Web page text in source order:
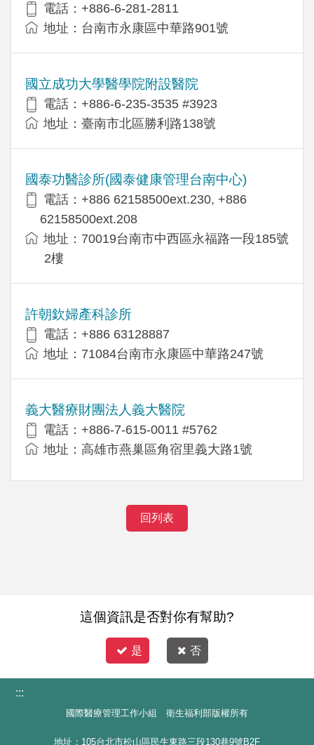
電話：+886-6-281-2811
地址：台南市永康區中華路901號
國立成功大學醫學院附設醫院
電話：+886-6-235-3535 #3923
地址：臺南市北區勝利路138號
國泰功醫診所(國泰健康管理台南中心)
電話：+886 62158500ext.230, +886
62158500ext.208
地址：70019台南市中西區永福路一段185號
2樓
許朝欽婦產科診所
電話：+886 63128887
地址：71084台南市永康區中華路247號
義大醫療財團法人義大醫院
電話：+886-7-615-0011 #5762
地址：高雄市燕巢區角宿里義大路1號
回列表
這個資訊是否對你有幫助?
是 否
:::
國際醫療管理工作小組 衛生福利部版權所有
地址：105台北市松山區民生東路三段130巷9號B2F